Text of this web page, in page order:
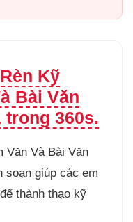
Kỹ
Bài Văn
trong 360s.
Văn Và Bài Văn
soạn giúp các em
thành thạo kỹ